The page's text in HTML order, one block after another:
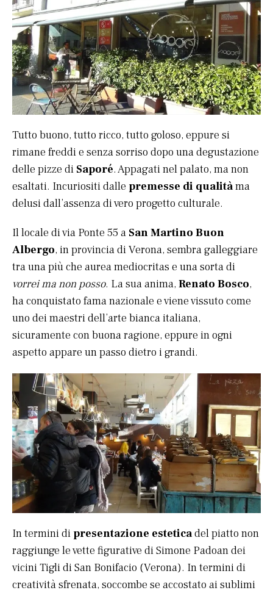
Tutto buono, tutto ricco, tutto goloso, eppure si
rimane freddi e senza sorriso dopo una degustazione
delle pizze di Saporé. Appagati nel palato, ma non
esaltati. Incuriositi dalle premesse di qualitàma
delusi dall’assenza di vero progetto culturale.
Il locale di via Ponte 55 a San Martino Buon
Albergo, in provincia di Verona, sembra galleggiare
tra una più che aurea mediocritas e una sorta di
vorrei ma non posso. La sua anima, Renato Bosco,
ha conquistato fama nazionale e viene vissuto come
uno dei maestri dell’arte bianca italiana,
sicuramente con buona ragione, eppure in ogni
aspetto appare un passo dietro i grandi.
In termini di presentazione esteticadel piatto non
raggiunge le vette figurative di Simone Padoan dei
vicini Tigli di San Bonifacio (Verona). In termini di
creatività sfrenata, soccombe se accostato ai sublimi